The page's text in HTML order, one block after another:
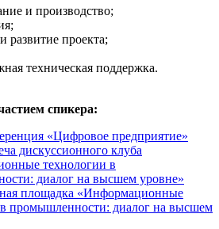
и производство;
развитие проекта;
техническая поддержка.
спикера:
«Цифровое предприятие»
дискуссионного клуба
технологии в
диалог на высшем уровне»
площадка «Информационные
промышленности: диалог на высшем